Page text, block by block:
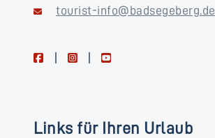
tourist-info@badsegeberg.de
facebookinstagramyoutube
Links für Ihren Urlaub